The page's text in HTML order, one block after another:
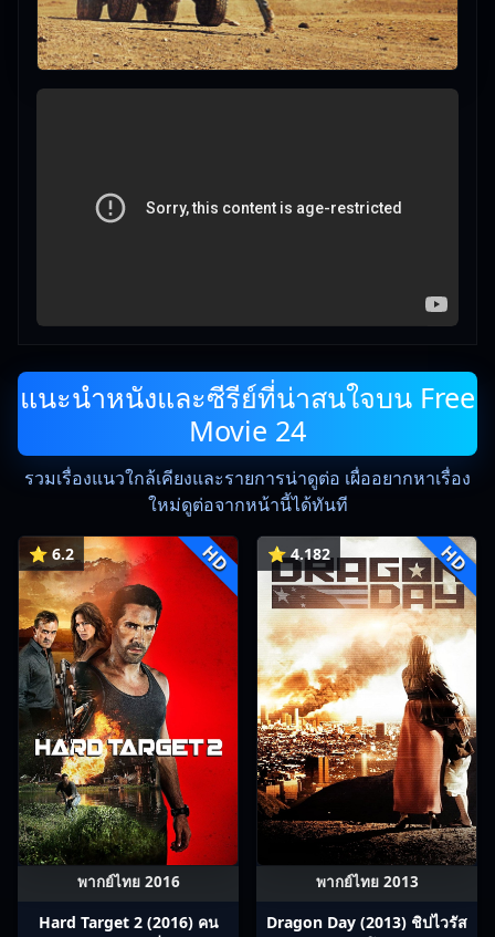
แนะนำหนังและซีรีย์ที่น่าสนใจบน Free
Movie 24
รวมเรื่องแนวใกล้เคียงและรายการน่าดูต่อ เผื่ออยากหาเรื่อง
ใหม่ดูต่อจากหน้านี้ได้ทันที
⭐ 6.2 HD
พากย์ไทย 2016
Hard Target 2 (2016) คน
⭐ 4.182 HD
พากย์ไทย 2013
Dragon Day (2013) ชิปไวรัส